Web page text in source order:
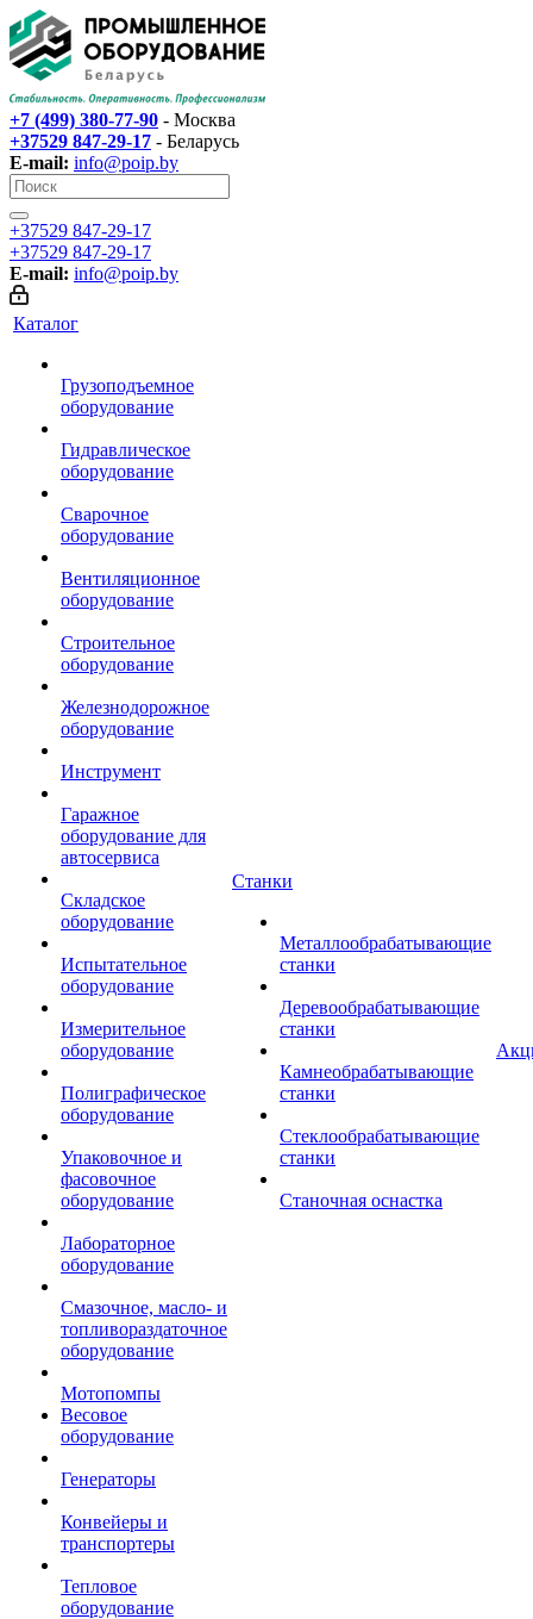
+7 (499) 380-77-90 - Москва
+37529 847-29-17‬ - Беларусь
E-mail: info@poip.by
+37529 847-29-17‬
+37529 847-29-17‬
E-mail: info@poip.by
Каталог
Грузоподъемное
оборудование
Гидравлическое
оборудование
Сварочное
оборудование
Вентиляционное
оборудование
Строительное
оборудование
Железнодорожное
оборудование
Инструмент
Гаражное
оборудование для
автосервиса
Складское
оборудование
Испытательное
оборудование
Измерительное
оборудование
Полиграфическое
оборудование
Упаковочное и
фасовочное
оборудование
Лабораторное
оборудование
Смазочное, масло- и
топливораздаточное
оборудование
Мотопомпы
Весовое
оборудование
Генераторы
Конвейеры и
транспортеры
Тепловое
оборудование
Станки
Металлообрабатывающие
станки
Деревообрабатывающие
станки
Камнеобрабатывающие
станки
Стеклообрабатывающие
станки
Станочная оснастка